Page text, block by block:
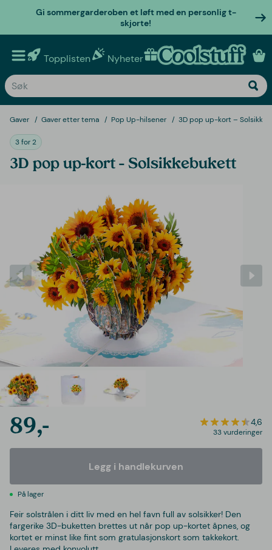
Gi sommergarderoben et løft med en personlig t-
skjorte!
Topplisten Nyheter Personlige gaver
Gaver Gaver etter tema Pop Up-hilsener 3D pop up-kort –
3 for 2
3D pop up-kort – Solsikkebukett
89,- 4,6
33 vurderinger
Legg i handlekurven
På lager
Feir solstrålen i ditt liv med en hel favn full av solsikker! Den
fargerike 3D-buketten brettes ut når pop up-kortet åpnes, og
kortet er minst like fint som gratulasjonskort som takkekort.